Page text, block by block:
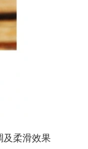
及柔滑效果